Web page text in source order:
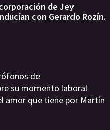
de Jey
con Gerardo Rozín.
de
su momento laboral
amor que tiene por Martín